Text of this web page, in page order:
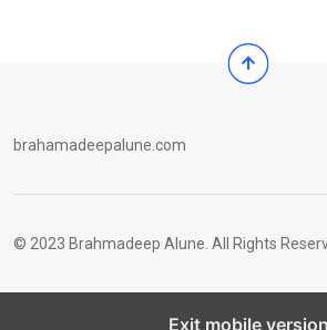
brahamadeepalune.com
© 2023 Brahmadeep Alune. All Rights
Exit mobile version